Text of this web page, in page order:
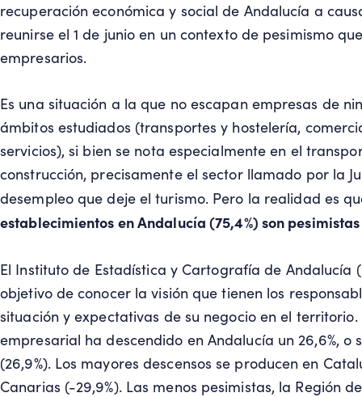
recuperación económica y social de Andalucía a
reunirse el 1 de junio en un contexto de pesimismo
empresarios.
Es una situación a la que no escapan empresas de
ámbitos estudiados (transportes y hostelería,
servicios), si bien se nota especialmente en el
construcción, precisamente el sector llamado por la
desempleo que deje el turismo. Pero la realidad es
establecimientos en Andalucía (75,4%) son
El Instituto de Estadística y Cartografía de Andalucía
objetivo de conocer la visión que tienen los
situación y expectativas de su negocio en el
empresarial ha descendido en Andalucía un 26,6%,
(26,9%). Los mayores descensos se producen en
Canarias (-29,9%). Las menos pesimistas, la Región